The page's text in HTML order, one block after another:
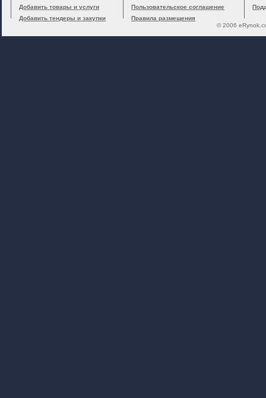
Добавить товары и услуги
Добавить тендеры и закупки
Пользовательское соглашение
Правила размещения
© 2006